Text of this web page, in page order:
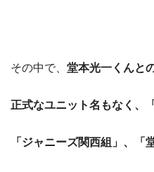
その中で、 堂本光一くんと
正式なユニット名もなく、
「ジャニーズ関西組」、「